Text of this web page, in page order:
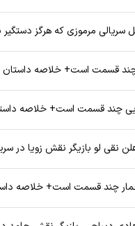
مرموزی که هرگز
قسمت است+ خلاصه داستان و
چند قسمت است+ خلاصه
نقی لو بازیگر نقش زویا در
چند قسمت است+ خلاصه